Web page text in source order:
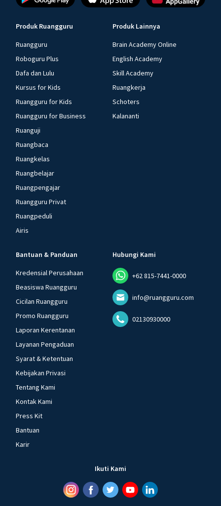
Produk Ruangguru
Ruangguru
Roboguru Plus
Dafa dan Lulu
Kursus for Kids
Ruangguru for Kids
Ruangguru for Business
Ruanguji
Ruangbaca
Ruangkelas
Ruangbelajar
Ruangpengajar
Ruangguru Privat
Ruangpeduli
Airis
Produk Lainnya
Brain Academy Online
English Academy
Skill Academy
Ruangkerja
Schoters
Kalananti
Bantuan & Panduan
Kredensial Perusahaan
Beasiswa Ruangguru
Cicilan Ruangguru
Promo Ruangguru
Laporan Kerentanan
Layanan Pengaduan
Syarat & Ketentuan
Kebijakan Privasi
Tentang Kami
Kontak Kami
Press Kit
Bantuan
Karir
Hubungi Kami
+62 815-7441-0000
info@ruangguru.com
02130930000
Ikuti Kami